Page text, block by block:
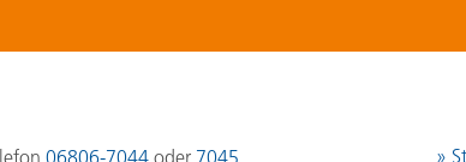
06806-7044oder 7045